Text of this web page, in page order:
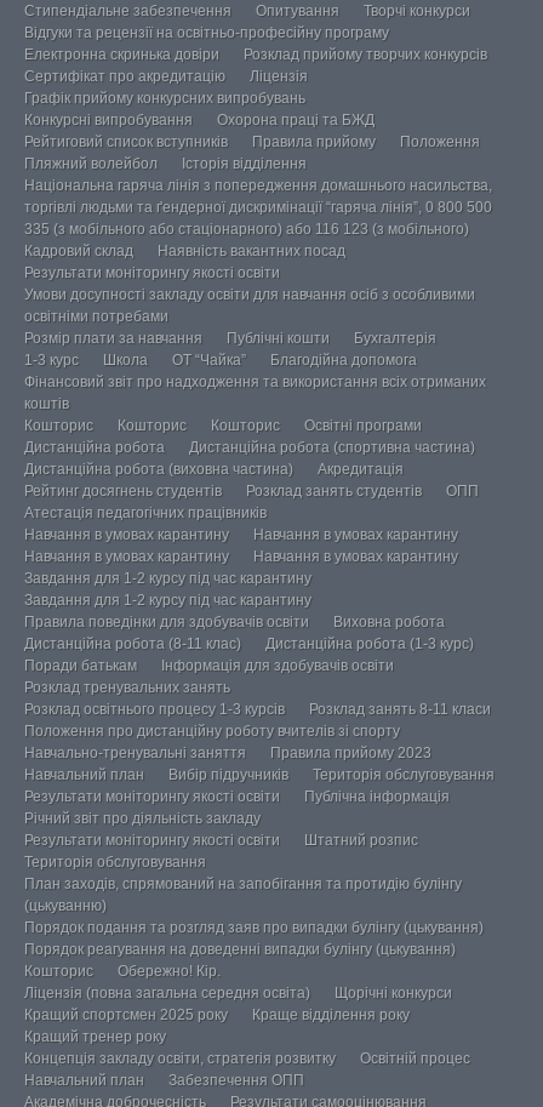
Стипендіальне забезпечення
Опитування
Творчі конкурси
Відгуки та рецензії на освітньо-професійну програму
Електронна скринька довіри
Розклад прийому творчих конкурсів
Сертифікат про акредитацію
Ліцензія
Графік прийому конкурсних випробувань
Конкурсні випробування
Охорона праці та БЖД
Рейтиговий список вступників
Правила прийому
Положення
Пляжний волейбол
Історія відділення
Національна гаряча лінія з попередження домашнього насильства,
торгівлі людьми та ґендерної дискримінації “гаряча лінія”, 0 800 500
335 (з мобільного або стаціонарного) або 116 123 (з мобільного)
Кадровий склад
Наявність вакантних посад
Результати моніторингу якості освіти
Умови досупності закладу освіти для навчання осіб з особливими
освітніми потребами
Розмір плати за навчання
Публічні кошти
Бухгалтерія
1-3 курс
Школа ОТ “Чайка”
Благодійна допомога
Фінансовий звіт про надходження та використання всіх отриманих
коштів
Кошторис
Кошторис Кошторис
Освітні програми
Дистанційна робота
Дистанційна робота (спортивна частина)
Дистанційна робота (виховна частина)
Акредитація
Рейтинг досягнень студентів
Розклад занять студентів
ОПП
Атестація педагогічних працівників
Навчання в умовах карантину
Навчання в умовах карантину
Навчання в умовах карантину
Навчання в умовах карантину
Завдання для 1-2 курсу під час карантину
Завдання для 1-2 курсу під час карантину
Правила поведінки для здобувачів освіти
Виховна робота
Дистанційна робота (8-11 клас)
Дистанційна робота (1-3 курс)
Поради батькам
Інформація для здобувачів освіти
Розклад тренувальних занять
Розклад освітнього процесу 1-3 курсів
Розклад занять 8-11 класи
Положення про дистанційну роботу вчителів зі спорту
Навчально-тренувальні заняття
Правила прийому 2023
Навчальний план
Вибір підручників
Територія обслуговування
Результати моніторингу якості освіти
Публічна інформація
Річний звіт про діяльність закладу
Результати моніторингу якості освіти
Штатний розпис
Територія обслуговування
План заходів, спрямований на запобігання та протидію булінгу
(цькуванню)
Порядок подання та розгляд заяв про випадки булінгу (цькування)
Порядок реагування на доведенні випадки булінгу (цькування)
Кошторис
Обережно! Кір.
Ліцензія (повна загальна середня освіта)
Щорічні конкурси
Кращий спортсмен 2025 року
Краще відділення року
Кращий тренер року
Концепція закладу освіти, стратегія розвитку
Освітній процес
Навчальний план
Забезпечення ОПП
Академічна доброчесність
Результати самооцінювання